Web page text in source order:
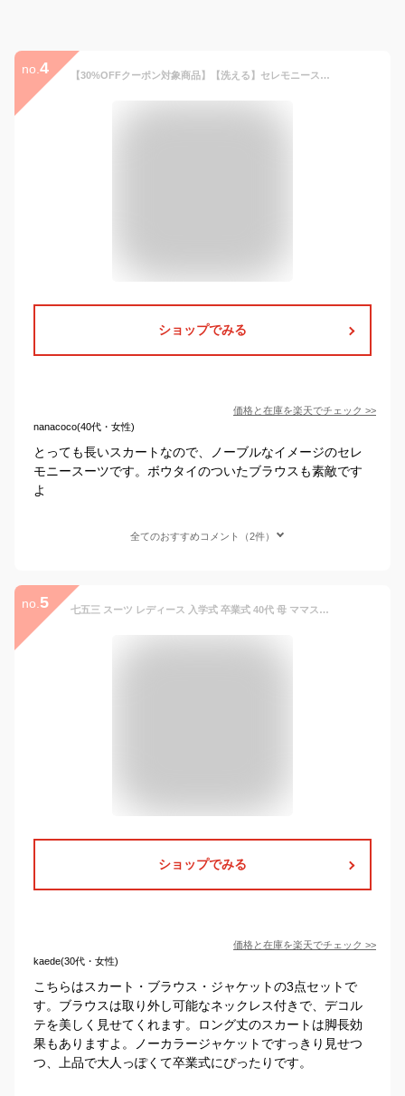
no. 4 【30%OFFクーポン対象商品】【洗える】セレモニースーツ 3点セット ジャケット ボウタイブラウス ワイドパンツスーツ ママスーツ フォーマルスーツ レディース ミセス 入学式 卒園卒業式 七五三 50代 40代 30代 親族 母親 服装 大きいサイズ 黒 紺 上品 即日発送 プレゼント
ショップでみる
価格と在庫を楽天でチェック >>
nanacoco(40代・女性)
とっても長いスカートなので、ノーブルなイメージのセレ
モニースーツです。ボウタイのついたブラウスも素敵です
よ
全てのおすすめコメント（2件）
no. 5 七五三 スーツ レディース 入学式 卒業式 40代 母 ママスーツ 卒園式 ママ セレモニースーツ 入園式 フォーマルスーツ 入学式 ジャケット 七五三 ロングスカート かっこいい オシャレ 結婚式 お宮参り ファッション ママコーデ
ショップでみる
価格と在庫を楽天でチェック >>
kaede(30代・女性)
こちらはスカート・ブラウス・ジャケットの3点セットで
す。ブラウスは取り外し可能なネックレス付きで、デコル
テを美しく見せてくれます。ロング丈のスカートは脚長効
果もありますよ。ノーカラージャケットですっきり見せつ
つ、上品で大人っぽくて卒業式にぴったりです。